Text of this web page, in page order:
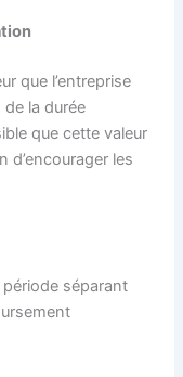
que l’entreprise
la durée
que cette valeur
d’encourager les
période séparant